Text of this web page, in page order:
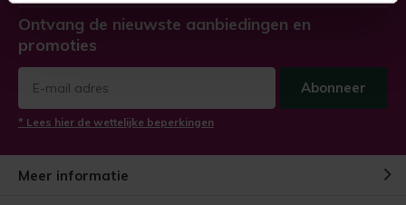
Ontvang de nieuwste aanbiedingen en
promoties
Abonneer
* Lees hier de wettelijke beperkingen
Meer informatie